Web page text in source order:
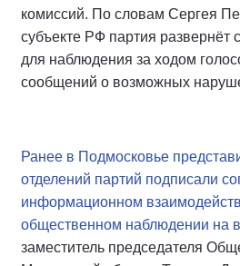
комиссий. По словам Сергея
субъекте РФ партия развернёт
для наблюдения за ходом
сообщений о возможных
Ранее в Подмосковье
отделений партий подписали
информационном
общественном наблюдении на
заместитель председателя